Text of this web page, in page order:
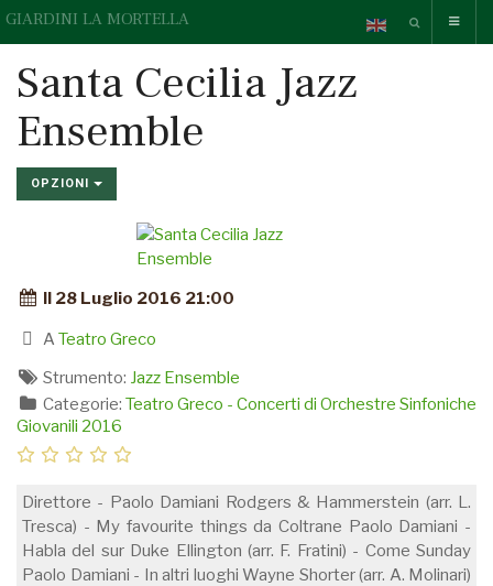
GIARDINI LA MORTELLA
Santa Cecilia Jazz
Ensemble
OPZIONI
Il 28 Luglio 2016 21:00
A Teatro Greco
Strumento: Jazz Ensemble
Categorie: Teatro Greco - Concerti di Orchestre Sinfoniche
Giovanili 2016
Direttore - Paolo Damiani Rodgers & Hammerstein (arr. L.
Tresca) - My favourite things da Coltrane Paolo Damiani -
Habla del sur Duke Ellington (arr. F. Fratini) - Come Sunday
Paolo Damiani - In altri luoghi Wayne Shorter (arr. A. Molinari)